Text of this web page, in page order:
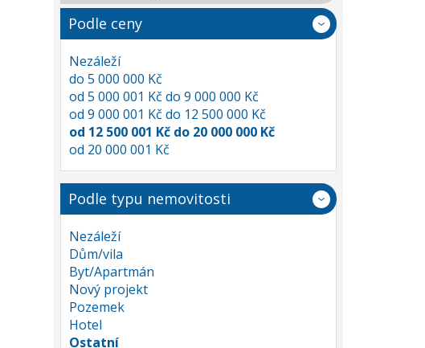
Podle ceny
Nezáleží
do 5 000 000 Kč
od 5 000 001 Kč do 9 000 000 Kč
od 9 000 001 Kč do 12 500 000 Kč
od 12 500 001 Kč do 20 000 000 Kč
od 20 000 001 Kč
Podle typu nemovitosti
Nezáleží
Dům/vila
Byt/Apartmán
Nový projekt
Pozemek
Hotel
Ostatní